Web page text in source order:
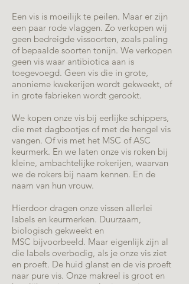
Een vis is moeilijk te peilen. Maar er zijn
een paar rode vlaggen. Zo verkopen wij
geen bedreigde vissoorten, zoals paling
of bepaalde soorten tonijn. We verkopen
geen vis waar antibiotica aan is
toegevoegd. Geen vis die in grote,
anonieme kwekerijen wordt gekweekt, of
in grote fabrieken wordt gerookt.
We kopen onze vis bij eerlijke schippers,
die met dagbootjes of met de hengel vis
vangen. Of vis met het MSC of ASC
keurmerk. En we laten onze vis roken bij
kleine, ambachtelijke rokerijen, waarvan
we de rokers bij naam kennen. En de
naam van hun vrouw.
Hierdoor dragen onze vissen allerlei
labels en keurmerken. Duurzaam,
biologisch gekweekt en
MSC bijvoorbeeld. Maar eigenlijk zijn al
die labels overbodig, als je onze vis ziet
en proeft. De huid glanst en de vis proeft
naar pure vis. Onze makreel is groot en